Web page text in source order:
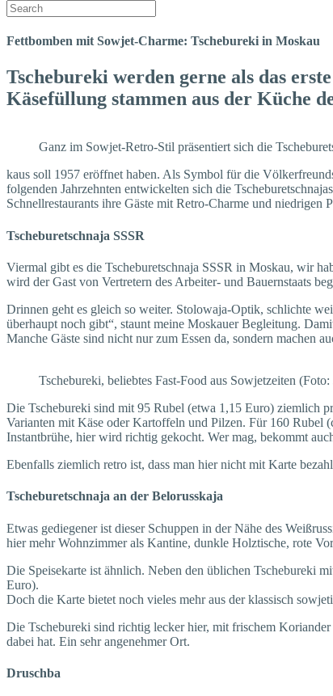
Fettbomben mit Sowjet-Charme: Tschebureki in Moskau
Tschebureki werden gerne als das
Käsefüllung stammen aus der Küche
Ganz im Sowjet-Retro-Stil präsentiert sich die
kaus soll 1957 eröffnet haben. Als Symbol für die
folgenden Jahrzehnten entwickelten sich die
Schnellrestaurants ihre Gäste mit Retro-Charme und niedrigen
Tscheburetschnaja SSSR
Viermal gibt es die Tscheburetschnaja SSSR in Moskau, wir
wird der Gast von Vertretern des Arbeiter- und Bauernstaats
Drinnen geht es gleich so weiter. Stolowaja-Optik, schlichte
überhaupt noch gibt“, staunt meine Moskauer Begleitung.
Manche Gäste sind nicht nur zum Essen da, sondern machen
Tschebureki, beliebtes Fast-Food aus Sowjetzeiten
Die Tschebureki sind mit 95 Rubel (etwa 1,15 Euro) ziemlich
Varianten mit Käse oder Kartoffeln und Pilzen. Für 160 Rubel
Instantbrühe, hier wird richtig gekocht. Wer mag, bekommt
Ebenfalls ziemlich retro ist, dass man hier nicht mit Karte
Tscheburetschnaja an der Belorusskaja
Etwas gediegener ist dieser Schuppen in der Nähe des
hier mehr Wohnzimmer als Kantine, dunkle Holztische, rote
Die Speisekarte ist ähnlich. Neben den üblichen Tschebureki
Euro).
Doch die Karte bietet noch vieles mehr aus der klassisch
Die Tschebureki sind richtig lecker hier, mit frischem
dabei hat. Ein sehr angenehmer Ort.
Druschba